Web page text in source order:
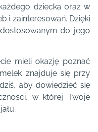
dziecka oraz w
i zainteresowań. Dzięki
do jego
mieli okazję poznać
znajduje się przy
aby dowiedzieć się
w której Twoje